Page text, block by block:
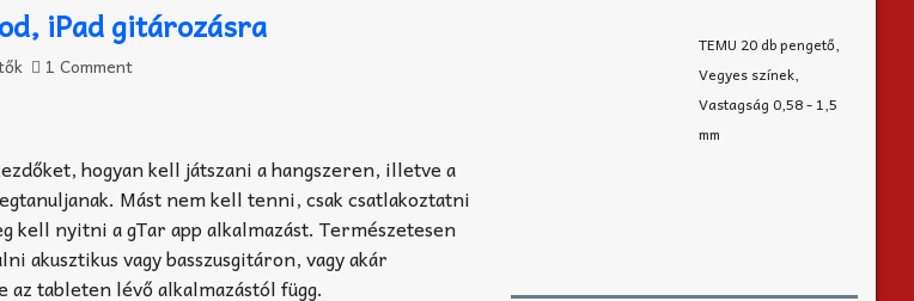
iPad gitározásra
1 Comment
hogyan kell játszani a hangszeren, illetve a
Mást nem kell tenni, csak csatlakoztatni
kell nyitni a gTar app alkalmazást. Természetesen
akusztikus vagy basszusgitáron, vagy akár
tableten lévő alkalmazástól függ.
TEMU 20 db pengető,
Vegyes színek,
Vastagság 0,58 - 1,5
mm